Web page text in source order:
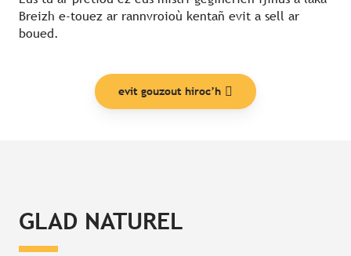
Breizh e-touez ar rannvroioù kentañ evit a sell ar
boued.
evit gouzout hiroc’h
GLAD NATUREL